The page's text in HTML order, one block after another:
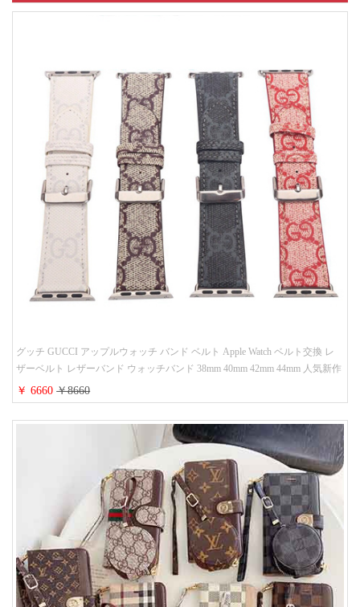
グッチ GUCCI アップルウォッチ バンド ベルト Apple Watch ベルト交換 レ
ザーベルト レザーバンド ウォッチバンド 38mm 40mm 42mm 44mm 人気新作
￥ 6660￥8660